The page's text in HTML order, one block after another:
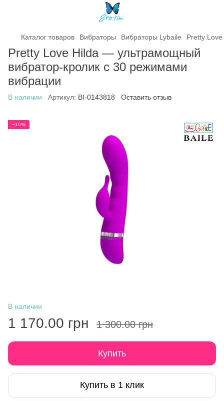
Каталог товаров Вибраторы Вибраторы Lybaile Pretty
Pretty Love Hilda — ультрамощный
вибратор-кролик с 30 режимами
вибрации
В наличии Артикул: BI-0143818 Оставить отзыв
−10%
В наличии
1 170.00 грн 1 300.00 грн
Купить
Купить в 1 клик